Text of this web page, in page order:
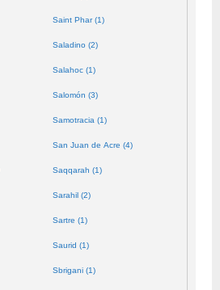
Saint Phar (1)
Saladino (2)
Salahoc (1)
Salomón (3)
Samotracia (1)
San Juan de Acre (4)
Saqqarah (1)
Sarahil (2)
Sartre (1)
Saurid (1)
Sbrigani (1)